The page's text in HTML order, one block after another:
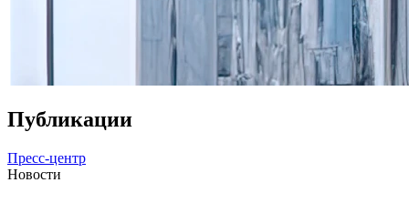
Публикации
Пресс-центр
Новости